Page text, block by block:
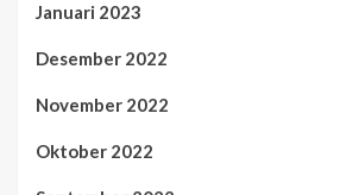
Januari 2023
Desember 2022
November 2022
Oktober 2022